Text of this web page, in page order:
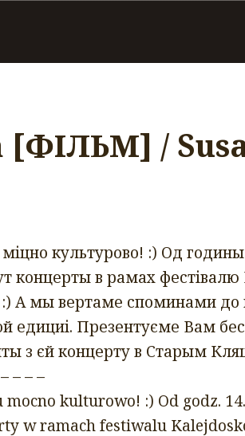
[ФІЛЬМ] /
культурово! :) Од
концерты в рамах
:) А мы вертаме споминами до
едициі. Презентуєме Вам
з єй концерту в Старым
– – –
mocno kulturowo! :) Od godz.
w ramach festiwalu